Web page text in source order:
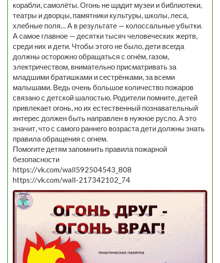
корабли, самолёты. Огонь не щадит музеи и библиотеки,
театры и дворцы, памятники культуры, школы, леса,
хлебные поля… А в результате — колоссальные убытки.
А самое главное — десятки тысяч человеческих жертв,
среди них и дети. Чтобы этого не было, дети всегда
должны осторожно обращаться с огнём, газом,
электричеством, внимательно присматривать за
младшими братишками и сестрёнками, за всеми
малышами. Ведь очень большое количество пожаров
связано с детской шалостью. Родители помните, детей
привлекает огонь, но их естественный познавательный
интерес должен быть направлен в нужное русло. А это
значит, что с самого раннего возраста дети должны знать
правила обращения с огнем.
Помогите детям запомнить правила пожарной
безопасности
https://vk.com/wall592504543_808
https://vk.com/wall-217342102_74